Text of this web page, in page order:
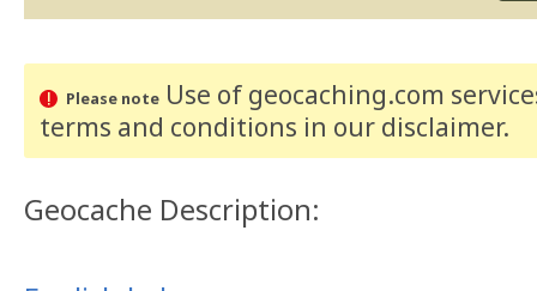
Please noteUse of geocaching.com
terms and conditions in our disclaimer.
Geocache Description: